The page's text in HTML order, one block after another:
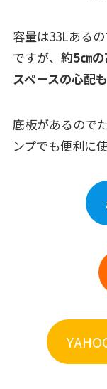
容量は33Lある
ですが、 約5㎝
スペースの心配
底板があるので
ンプでも便利に